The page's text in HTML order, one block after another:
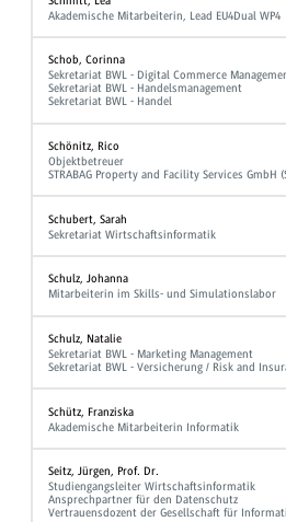
Akademische Mitarbeiterin, Lead EU4Dual WP4
Schob, Corinna
Sekretariat BWL - Digital Commerce
Sekretariat BWL - Handelsmanagement
Sekretariat BWL - Handel
Schönitz, Rico
Objektbetreuer
STRABAG Property and Facility Services GmbH
Schubert, Sarah
Sekretariat Wirtschaftsinformatik
Schulz, Johanna
Mitarbeiterin im Skills- und Simulationslabor
Schulz, Natalie
Sekretariat BWL - Marketing Management
Sekretariat BWL - Versicherung / Risk and
Schütz, Franziska
Akademische Mitarbeiterin Informatik
Seitz, Jürgen, Prof. Dr.
Studiengangsleiter Wirtschaftsinformatik
Ansprechpartner für den Datenschutz
Vertrauensdozent der Gesellschaft für